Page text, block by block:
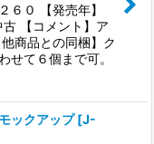
６０ 【発売年】
【コメント】ア
商品との同梱】ク
せて６個まで可。
ックアップ [J-